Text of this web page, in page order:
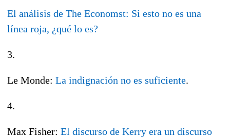
El análisis de The Economst: Si esto no es una
línea roja, ¿qué lo es?
3.
Le Monde: La indignación no es suficiente.
4.
Max Fisher: El discurso de Kerry era un discurso